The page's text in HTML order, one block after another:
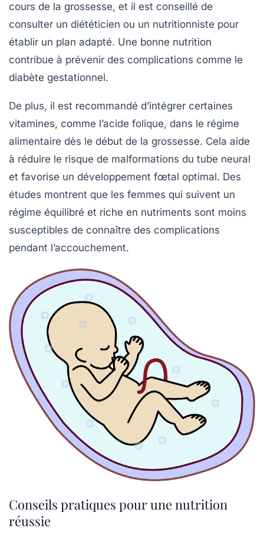
cours de la grossesse, et il est conseillé de
consulter un diététicien ou un nutritionniste pour
établir un plan adapté. Une bonne nutrition
contribue à prévenir des complications comme le
diabète gestationnel.
De plus, il est recommandé d’intégrer certaines
vitamines, comme l’acide folique, dans le régime
alimentaire dès le début de la grossesse. Cela aide
à réduire le risque de malformations du tube neural
et favorise un développement fœtal optimal. Des
études montrent que les femmes qui suivent un
régime équilibré et riche en nutriments sont moins
susceptibles de connaître des complications
pendant l’accouchement.
Conseils pratiques pour une nutrition
réussie